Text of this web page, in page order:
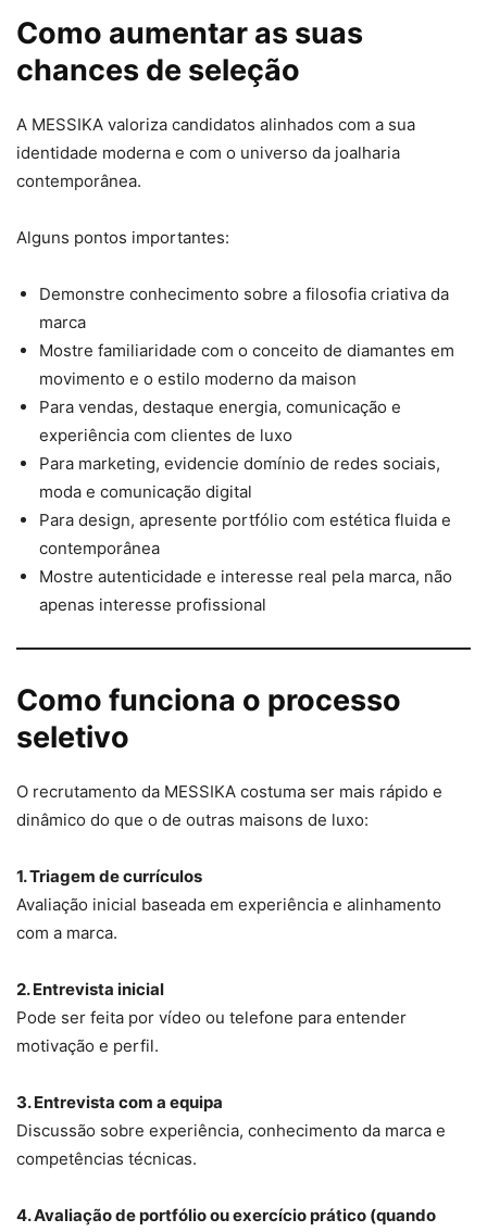
Como aumentar as suas
chances de seleção
A MESSIKA valoriza candidatos alinhados com a sua
identidade moderna e com o universo da joalharia
contemporânea.
Alguns pontos importantes:
Demonstre conhecimento sobre a filosofia criativa da
marca
Mostre familiaridade com o conceito de diamantes em
movimento e o estilo moderno da maison
Para vendas, destaque energia, comunicação e
experiência com clientes de luxo
Para marketing, evidencie domínio de redes sociais,
moda e comunicação digital
Para design, apresente portfólio com estética fluida e
contemporânea
Mostre autenticidade e interesse real pela marca, não
apenas interesse profissional
Como funciona o processo
seletivo
O recrutamento da MESSIKA costuma ser mais rápido e
dinâmico do que o de outras maisons de luxo:
1. Triagem de currículos
Avaliação inicial baseada em experiência e alinhamento
com a marca.
2. Entrevista inicial
Pode ser feita por vídeo ou telefone para entender
motivação e perfil.
3. Entrevista com a equipa
Discussão sobre experiência, conhecimento da marca e
competências técnicas.
4. Avaliação de portfólio ou exercício prático (quando